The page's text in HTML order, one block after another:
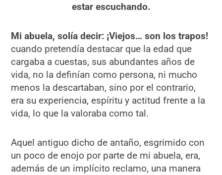
estar escuchando.
Mi abuela, solía decir: ¡Viejos… son los trapos!
cuando pretendía destacar que la edad que
cargaba a cuestas, sus abundantes años de
vida, no la definían como persona, ni mucho
menos la descartaban, sino por el contrario,
era su experiencia, espíritu y actitud frente a la
vida, lo que la valoraba como tal.
Aquel antiguo dicho de antaño, esgrimido con
un poco de enojo por parte de mi abuela, era,
además de un implícito reclamo, una manera